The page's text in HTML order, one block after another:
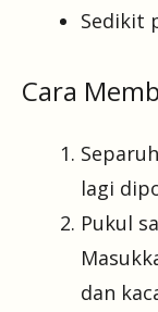
Sedikit
Cara
lagi
Pukul
dan